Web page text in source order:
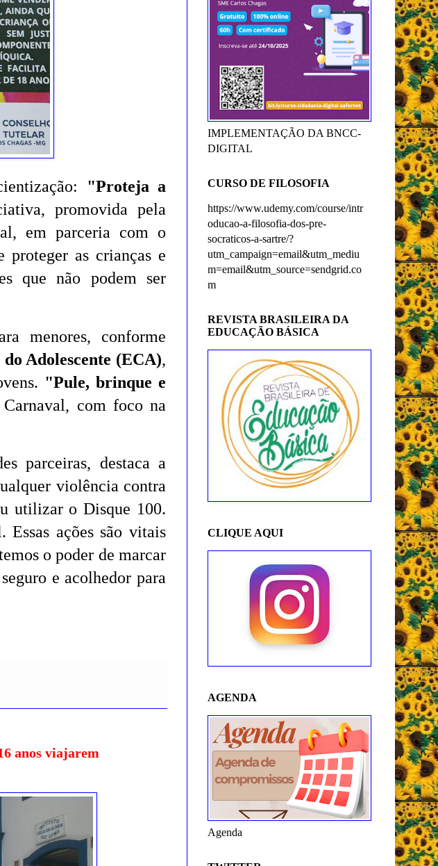
"Proteja a
promovida pela
em parceria com o
proteger as crianças e
que não podem ser
menores, conforme
Adolescente (ECA),
"Pule, brinque e
com foco na
parceiras, destaca a
violência contra
utilizar o Disque 100.
ações são vitais
o poder de marcar
e acolhedor para
anos viajarem
IMPLEMENTAÇÃO DA BNCC-
DIGITAL
CURSO DE FILOSOFIA
https://www.udemy.com/course/intr
oducao-a-filosofia-dos-pre-
socraticos-a-sartre/?
utm_campaign=email&utm_mediu
m=email&utm_source=sendgrid.co
m
REVISTA BRASILEIRA DA
EDUCAÇÃO BÁSICA
CLIQUE AQUI
AGENDA
Agenda